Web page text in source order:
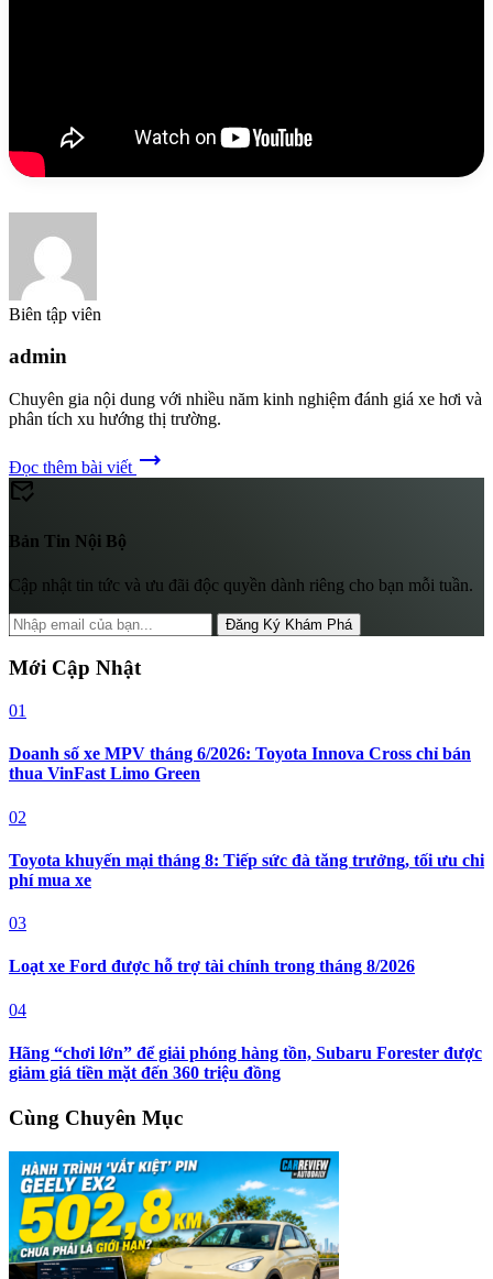
Biên tập viên
admin
Chuyên gia nội dung với nhiều năm kinh nghiệm đánh giá xe hơi và
phân tích xu hướng thị trường.
Đọc thêm bài viết trending_flat
mark_email_read
Bản Tin Nội Bộ
Cập nhật tin tức và ưu đãi độc quyền dành riêng cho bạn mỗi tuần.
Đăng Ký Khám Phá
Mới Cập Nhật
01
Doanh số xe MPV tháng 6/2026: Toyota Innova Cross chỉ bán
thua VinFast Limo Green
02
Toyota khuyến mại tháng 8: Tiếp sức đà tăng trưởng, tối ưu chi
phí mua xe
03
Loạt xe Ford được hỗ trợ tài chính trong tháng 8/2026
04
Hãng “chơi lớn” để giải phóng hàng tồn, Subaru Forester được
giảm giá tiền mặt đến 360 triệu đồng
Cùng Chuyên Mục